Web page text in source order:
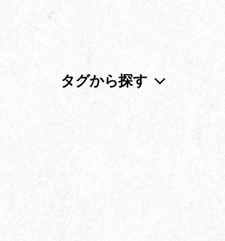
タグから探す